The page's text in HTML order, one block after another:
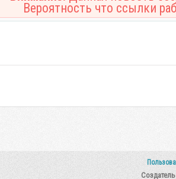
Вероятность что ссылки